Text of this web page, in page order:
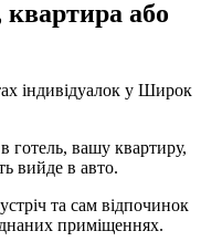
або
індивідуалок у Широк
готель, вашу квартиру,
вийде в авто.
та сам відпочинок
приміщеннях.